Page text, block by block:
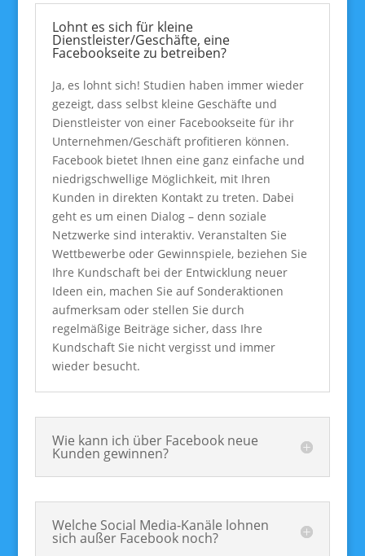
Lohnt es sich für kleine
Dienstleister/Geschäfte, eine
Facebookseite zu betreiben?
Ja, es lohnt sich! Studien haben immer wieder
gezeigt, dass selbst kleine Geschäfte und
Dienstleister von einer Facebookseite für ihr
Unternehmen/Geschäft profitieren können.
Facebook bietet Ihnen eine ganz einfache und
niedrigschwellige Möglichkeit, mit Ihren
Kunden in direkten Kontakt zu treten. Dabei
geht es um einen Dialog – denn soziale
Netzwerke sind interaktiv. Veranstalten Sie
Wettbewerbe oder Gewinnspiele, beziehen Sie
Ihre Kundschaft bei der Entwicklung neuer
Ideen ein, machen Sie auf Sonderaktionen
aufmerksam oder stellen Sie durch
regelmäßige Beiträge sicher, dass Ihre
Kundschaft Sie nicht vergisst und immer
wieder besucht.
Wie kann ich über Facebook neue
Kunden gewinnen?
Welche Social Media-Kanäle lohnen
sich außer Facebook noch?